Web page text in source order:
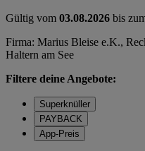
Gültig vom 03.08.2026 bis
Firma: Marius Bleise e.K.,
Haltern am See
Filtere deine Angebote:
Superknüller
PAYBACK
App-Preis